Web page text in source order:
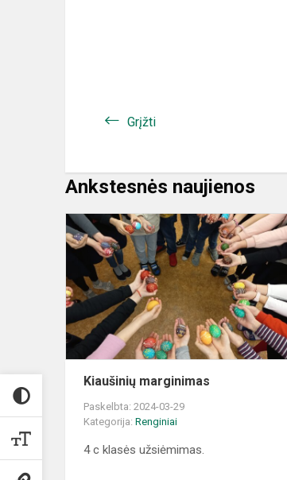
Grįžti
Ankstesnės naujienos
Kiaušinių marginimas
Paskelbta: 2024-03-29
Kategorija: Renginiai
4 c klasės užsiėmimas.